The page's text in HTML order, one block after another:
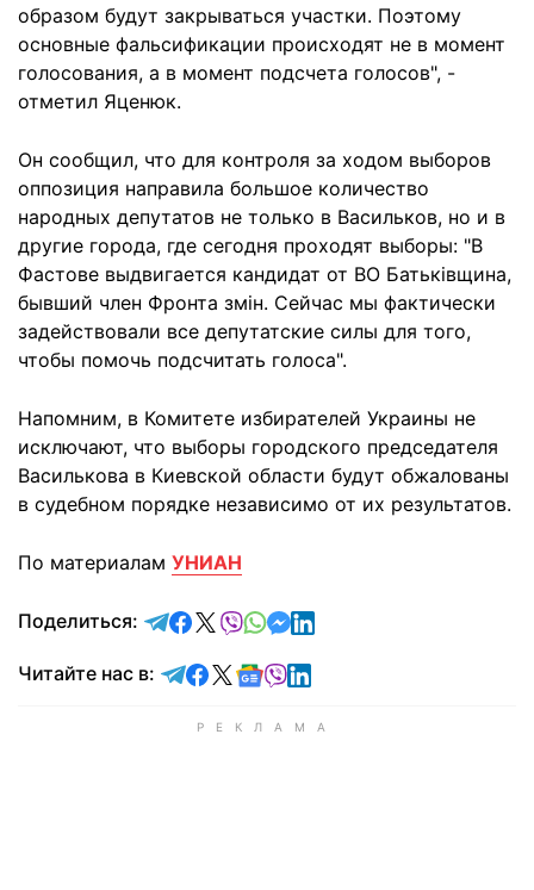
образом будут закрываться участки. Поэтому
основные фальсификации происходят не в момент
голосования, а в момент подсчета голосов", -
отметил Яценюк.
Он сообщил, что для контроля за ходом выборов
оппозиция направила большое количество
народных депутатов не только в Васильков, но и в
другие города, где сегодня проходят выборы: "В
Фастове выдвигается кандидат от ВО Батьківщина,
бывший член Фронта змін. Сейчас мы фактически
задействовали все депутатские силы для того,
чтобы помочь подсчитать голоса".
Напомним, в Комитете избирателей Украины не
исключают, что выборы городского председателя
Василькова в Киевской области будут обжалованы
в судебном порядке независимо от их результатов.
По материалам УНИАН
Поделиться: отправить в Telegram
поделиться в Facebook
поделиться в X
отправить в Viber
отправить в Whatsapp
отправить в Messenger
отправить в LinkedIn
Читайте нас в: Читайте в Telegram
Читайте в Facebook
Читайте в X
Читайте в Google news
Читайте в Viber
Читайте в LinkedIn